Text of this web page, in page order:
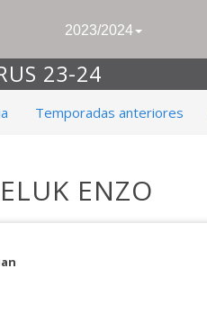
2023/2024
23-24
Temporadas anteriores
ENZO